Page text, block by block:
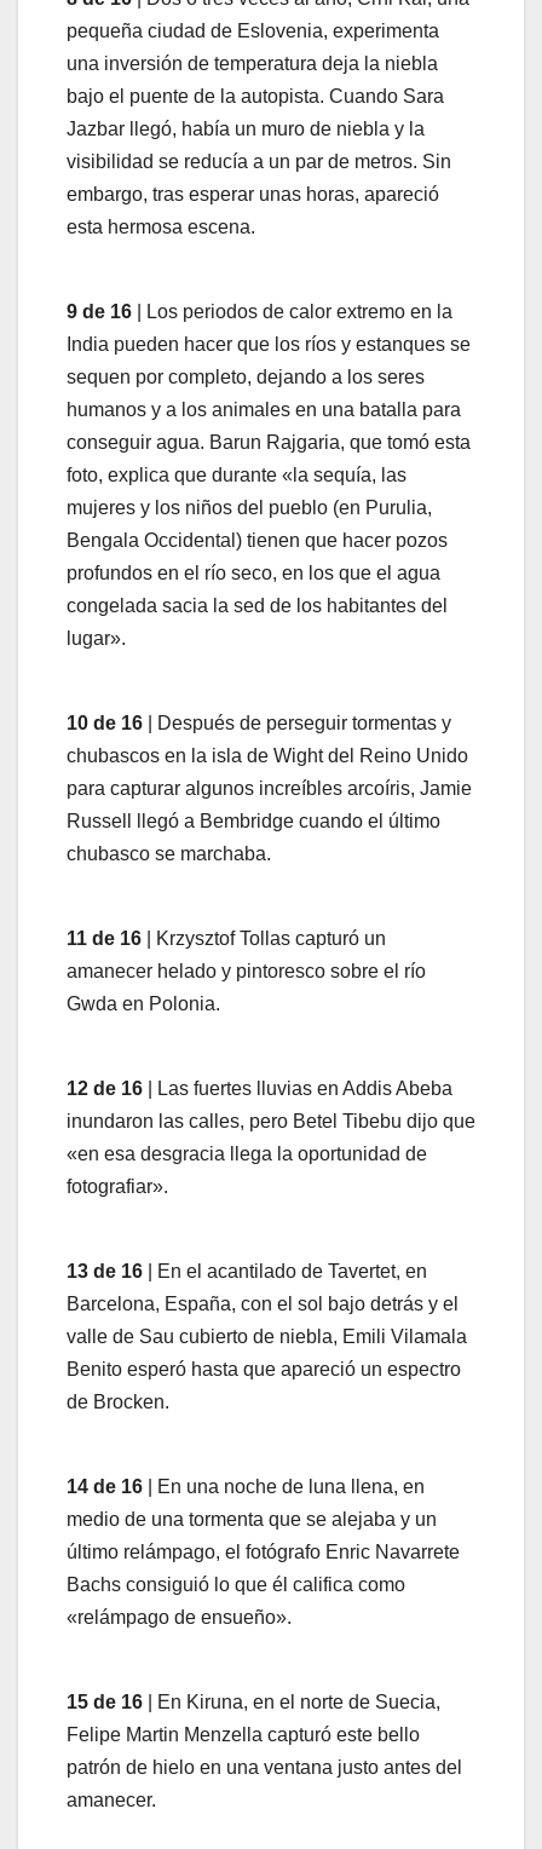
pequeña ciudad de Eslovenia, experimenta
una inversión de temperatura deja la niebla
bajo el puente de la autopista. Cuando Sara
Jazbar llegó, había un muro de niebla y la
visibilidad se reducía a un par de metros. Sin
embargo, tras esperar unas horas, apareció
esta hermosa escena.
9 de 16 | Los periodos de calor extremo en la
India pueden hacer que los ríos y estanques se
sequen por completo, dejando a los seres
humanos y a los animales en una batalla para
conseguir agua. Barun Rajgaria, que tomó esta
foto, explica que durante «la sequía, las
mujeres y los niños del pueblo (en Purulia,
Bengala Occidental) tienen que hacer pozos
profundos en el río seco, en los que el agua
congelada sacia la sed de los habitantes del
lugar».
10 de 16 | Después de perseguir tormentas y
chubascos en la isla de Wight del Reino Unido
para capturar algunos increíbles arcoíris, Jamie
Russell llegó a Bembridge cuando el último
chubasco se marchaba.
11 de 16 | Krzysztof Tollas capturó un
amanecer helado y pintoresco sobre el río
Gwda en Polonia.
12 de 16 | Las fuertes lluvias en Addis Abeba
inundaron las calles, pero Betel Tibebu dijo que
«en esa desgracia llega la oportunidad de
fotografiar».
13 de 16 | En el acantilado de Tavertet, en
Barcelona, España, con el sol bajo detrás y el
valle de Sau cubierto de niebla, Emili Vilamala
Benito esperó hasta que apareció un espectro
de Brocken.
14 de 16 | En una noche de luna llena, en
medio de una tormenta que se alejaba y un
último relámpago, el fotógrafo Enric Navarrete
Bachs consiguió lo que él califica como
«relámpago de ensueño».
15 de 16 | En Kiruna, en el norte de Suecia,
Felipe Martin Menzella capturó este bello
patrón de hielo en una ventana justo antes del
amanecer.